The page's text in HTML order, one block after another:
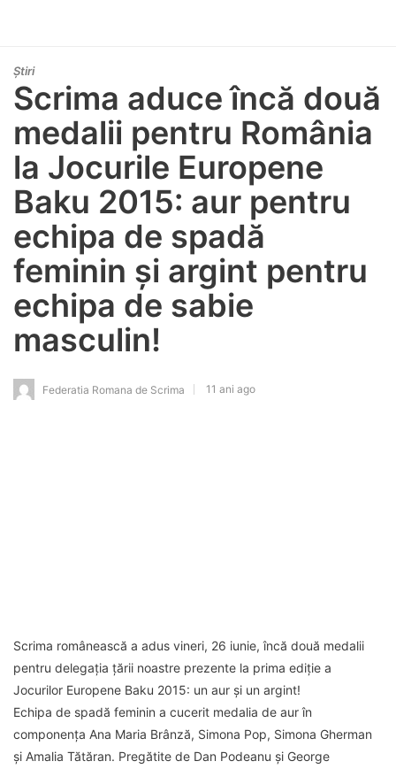
Știri
Scrima aduce încă două
medalii pentru România
la Jocurile Europene
Baku 2015: aur pentru
echipa de spadă
feminin și argint pentru
echipa de sabie
masculin!
Federatia Romana de Scrima 11 ani ago
Scrima românească a adus vineri, 26 iunie, încă două medalii
pentru delegația țării noastre prezente la prima ediție a
Jocurilor Europene Baku 2015: un aur și un argint!
Echipa de spadă feminin a cucerit medalia de aur în
componența Ana Maria Brânză, Simona Pop, Simona Gherman
și Amalia Tătăran. Pregătite de Dan Podeanu și George